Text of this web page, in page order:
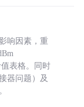
响因素，重
表格。同时
器问题）及